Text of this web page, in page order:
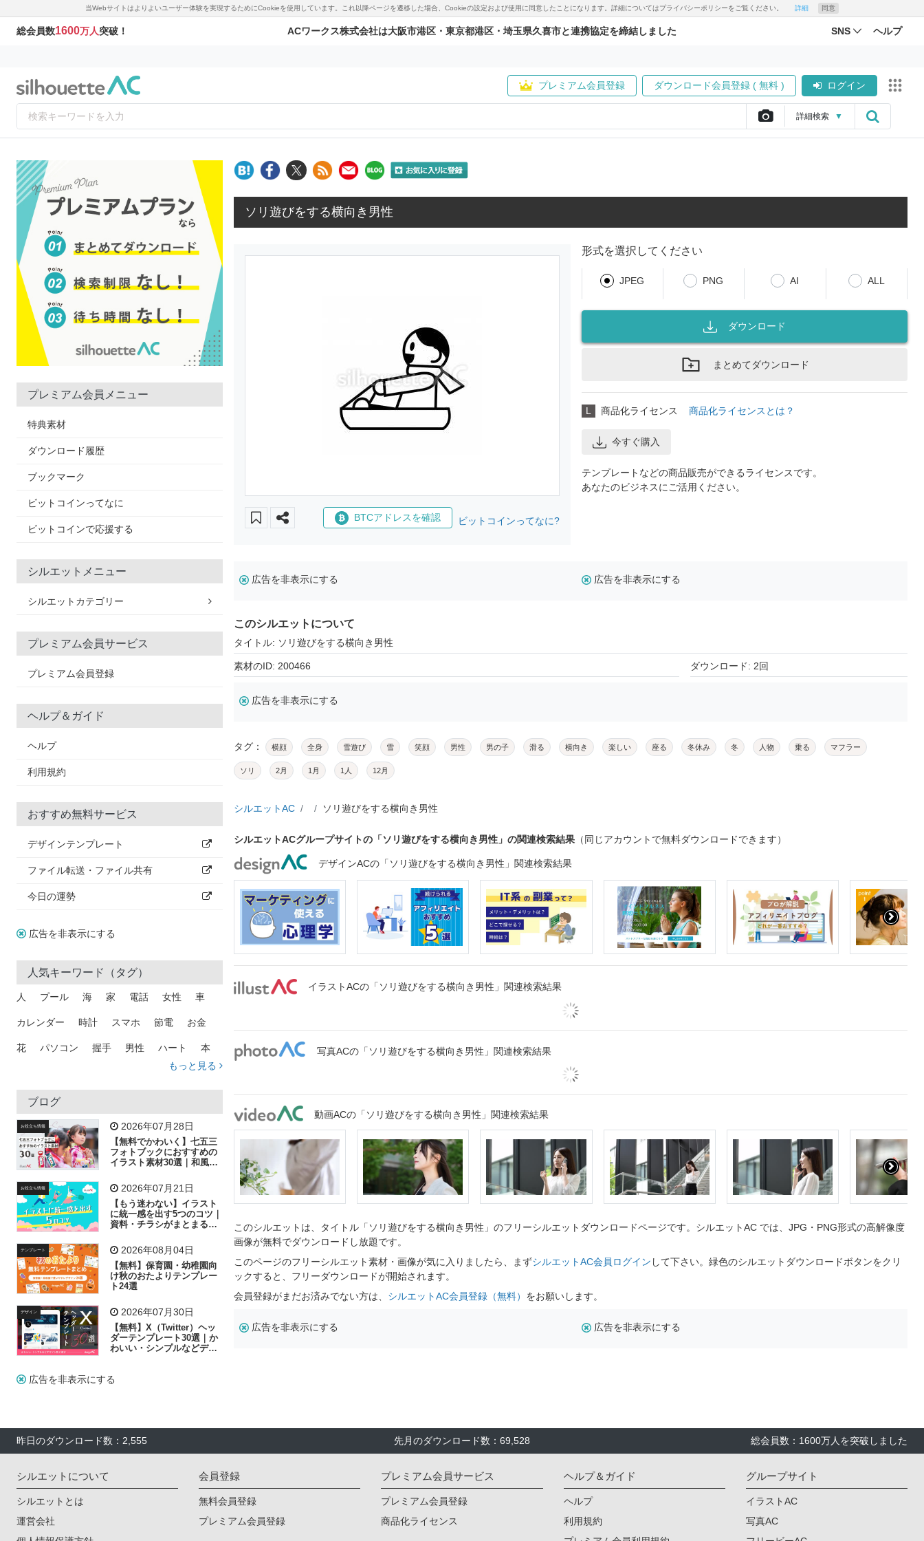
当Webサイトはよりよいユーザー体験を実現するためにCookieを使用しています。これ以降ページを遷移した場合、Cookieの設定および使用に同意したことになります。詳細についてはプライバシーポリシーをご覧ください。 詳細 同意
総会員数1600万人突破！ ACワークス株式会社は大阪市港区・東京都港区・埼玉県久喜市と連携協定を締結しました SNS ヘルプ
プレミアム会員登録 ダウンロード会員登録 ( 無料 ) ログイン
詳細検索 ▼
プレミアム会員メニュー
特典素材
ダウンロード履歴
ブックマーク
ビットコインってなに
ビットコインで応援する
シルエットメニュー
シルエットカテゴリー
プレミアム会員サービス
プレミアム会員登録
ヘルプ＆ガイド
ヘルプ
利用規約
おすすめ無料サービス
デザインテンプレート
ファイル転送・ファイル共有
今日の運勢
広告を非表示にする
人気キーワード（タグ）
人 プール 海 家 電話 女性 車
カレンダー 時計 スマホ 節電 お金
花 パソコン 握手 男性 ハート 本
トラック 木
吹き出し
飛行機 グラフ ビル 魚 家族 書類
歩く 工場 会社 太陽 キラキラ
子供 作業員 相談 ピクトグラム
もっと見る
ブログ
お役立ち情報 2026年07月28日
【無料でかわいく】七五三
フォトブックにおすすめの
イラスト素材30選｜和風の
お役立ち情報 2026年07月21日
【もう迷わない】イラスト
に統一感を出す5つのコツ｜
資料・チラシがまとまるフ
テンプレート 2026年08月04日
【無料】保育園・幼稚園向
け秋のおたよりテンプレー
ト24選
デザイン 2026年07月30日
【無料】X（Twitter）ヘッ
ダーテンプレート30選｜か
わいい・シンプルなどデザ
広告を非表示にする
ソリ遊びをする横向き男性
BTCアドレスを確認 ビットコインってなに?
形式を選択してください
JPEG PNG AI ALL
ダウンロード
まとめてダウンロード
L 商品化ライセンス 商品化ライセンスとは？
今すぐ購入
テンプレートなどの商品販売ができるライセンスです。
あなたのビジネスにご活用ください。
広告を非表示にする 広告を非表示にする
このシルエットについて
タイトル: ソリ遊びをする横向き男性
素材のID: 200466 ダウンロード: 2回
広告を非表示にする
タグ： 横顔 全身 雪遊び 雪 笑顔 男性 男の子 滑る 横向き 楽しい 座る 冬休み 冬 人物 乗る マフラー
ソリ 2月 1月 1人 12月
シルエットAC ソリ遊びをする横向き男性
シルエットACグループサイトの「ソリ遊びをする横向き男性」の関連検索結果 （同じアカウントで無料ダウンロードできます）
デザインACの「ソリ遊びをする横向き男性」関連検索結果
イラストACの「ソリ遊びをする横向き男性」関連検索結果
写真ACの「ソリ遊びをする横向き男性」関連検索結果
動画ACの「ソリ遊びをする横向き男性」関連検索結果
このシルエットは、タイトル「ソリ遊びをする横向き男性」のフリーシルエットダウンロードページです。シルエットAC では、JPG・PNG形式の高解像度
画像が無料でダウンロードし放題です。
このページのフリーシルエット素材・画像が気に入りましたら、まずシルエットAC会員ログイン して下さい。緑色のシルエットダウンロードボタンをクリ
ックすると、フリーダウンロードが開始されます。
会員登録がまだお済みでない方は、 シルエットAC会員登録（無料） をお願いします。
広告を非表示にする 広告を非表示にする
昨日のダウンロード数：2,555 先月のダウンロード数：69,528 総会員数：1600万人を突破しました
シルエットについて
シルエットとは
運営会社
会員登録
無料会員登録
プレミアム会員登録
プレミアム会員サービス
プレミアム会員登録
商品化ライセンス
ヘルプ＆ガイド
ヘルプ
利用規約
グループサイト
イラストAC
写真AC